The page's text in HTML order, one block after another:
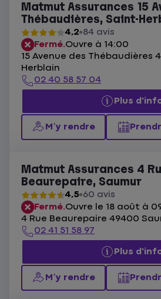
Matmut Assurances 15
Thébaudières, Saint-
4,2 84 avis
Fermé.Ouvre à 14:00
15 Avenue des Thébaudières
Herblain
02 40 58 57 04
Plus
M’y rendre
Matmut Assurances 4
Beaurepaire, Saumur
4,5 60 avis
Fermé.Ouvre le 18 août à
4 Rue Beaurepaire 49400
02 41 51 58 97
Plus
M’y rendre